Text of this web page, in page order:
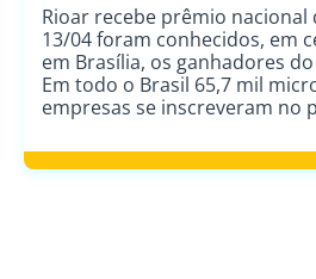
Rioar recebe prêmio nacional
13/04 foram conhecidos, em
em Brasília, os ganhadores
Em todo o Brasil 65,7 mil
empresas se inscreveram no
nacional nas categorias:
serviços de educação,